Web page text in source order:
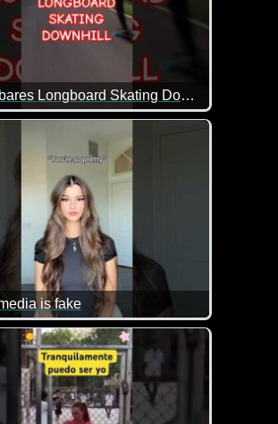
Unfassbares Longboard Skating Downhill
is fake